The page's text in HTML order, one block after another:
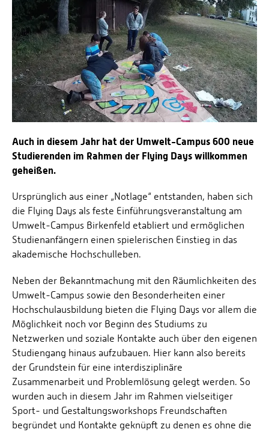
Energieeffizienzrecht und Klimaschutzrecht (IREK)
Fuel Cell Centre Rheinland-Pfalz
Nationalparkforschung
P2Broker
Perival
Robotix-Academy
S.U.N.-Projekt
Umweltinformationssysteme
Örtlicher Personalrat
Personensuche
Auch in diesem Jahr hat der Umwelt-Campus 600 neue
Studierenden im Rahmen der Flying Days willkommen
geheißen.
Ursprünglich aus einer „Notlage“ entstanden, haben sich
die Flying Days als feste Einführungsveranstaltung am
Umwelt-Campus Birkenfeld etabliert und ermöglichen
Studienanfängern einen spielerischen Einstieg in das
akademische Hochschulleben.
Neben der Bekanntmachung mit den Räumlichkeiten des
Umwelt-Campus sowie den Besonderheiten einer
Hochschulausbildung bieten die Flying Days vor allem die
Möglichkeit noch vor Beginn des Studiums zu
Netzwerken und soziale Kontakte auch über den eigenen
Studiengang hinaus aufzubauen. Hier kann also bereits
der Grundstein für eine interdisziplinäre
Zusammenarbeit und Problemlösung gelegt werden. So
wurden auch in diesem Jahr im Rahmen vielseitiger
Sport- und Gestaltungsworkshops Freundschaften
begründet und Kontakte geknüpft zu denen es ohne die